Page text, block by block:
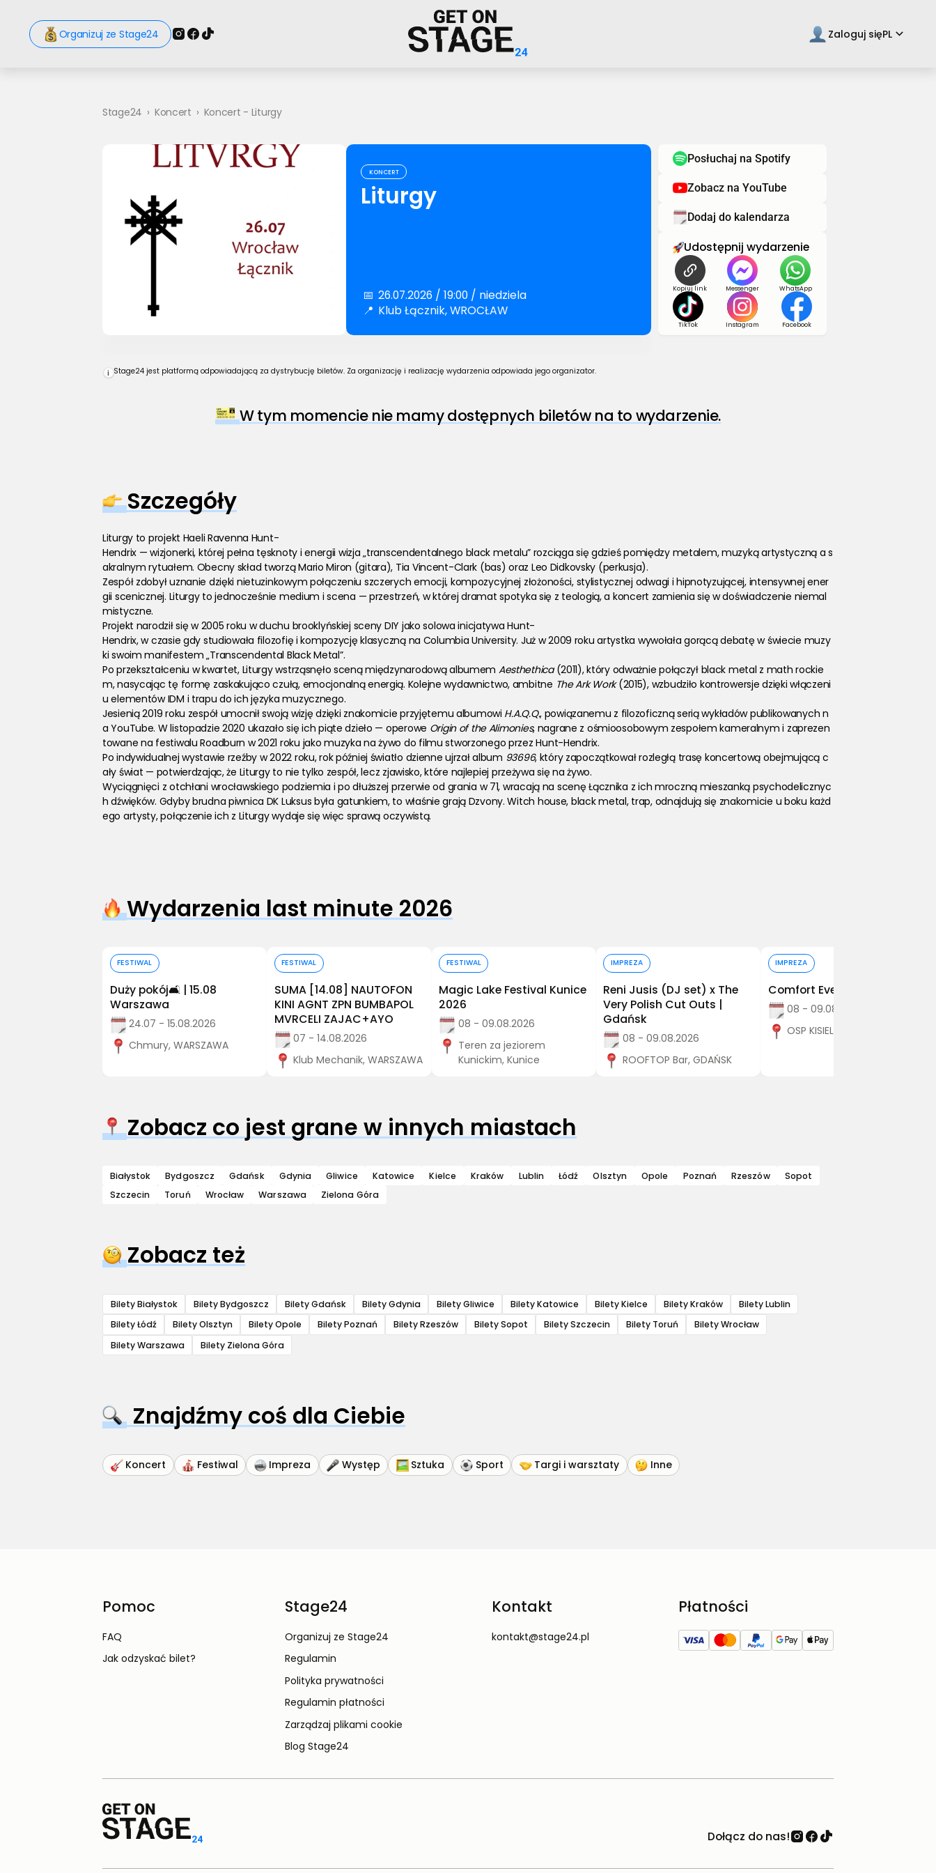
Organizuj ze Stage24 Zaloguj sięPL keyboard_arrow_down
Stage24 › Koncert › Koncert - Liturgy
KONCERT
Liturgy
📅 26.07.2026 / 19:00 / niedziela
📍 Klub Łącznik, WROCŁAW
Posłuchaj na Spotify
Zobacz na YouTube
Dodaj do kalendarza
Udostępnij wydarzenie
Kopiuj link Messenger WhatsApp
TikTok Instagram Facebook
i Stage24 jest platformą odpowiadającą za dystrybucję biletów. Za organizację i realizację wydarzenia odpowiada jego organizator.
W tym momencie nie mamy dostępnych biletów na to wydarzenie.
Szczegóły
Liturgy to projekt Haeli Ravenna Hunt-
Hendrix — wizjonerki, której pełna tęsknoty i energii wizja „transcendentalnego black metalu” rozciąga się gdzieś pomiędzy metalem, muzyką artystyczną a s
akralnym rytuałem. Obecny skład tworzą Mario Miron (gitara), Tia Vincent-Clark (bas) oraz Leo Didkovsky (perkusja).
Zespół zdobył uznanie dzięki nietuzinkowym połączeniu szczerych emocji, kompozycyjnej złożoności, stylistycznej odwagi i hipnotyzującej, intensywnej ener
gii scenicznej. Liturgy to jednocześnie medium i scena — przestrzeń, w której dramat spotyka się z teologią, a koncert zamienia się w doświadczenie niemal
mistyczne.
Projekt narodził się w 2005 roku w duchu brooklyńskiej sceny DIY jako solowa inicjatywa Hunt-
Hendrix, w czasie gdy studiowała filozofię i kompozycję klasyczną na Columbia University. Już w 2009 roku artystka wywołała gorącą debatę w świecie muzy
ki swoim manifestem „Transcendental Black Metal”.
Po przekształceniu w kwartet, Liturgy wstrząsnęło sceną międzynarodową albumem Aesthethica (2011), który odważnie połączył black metal z math rockie
m, nasycając tę formę zaskakująco czułą, emocjonalną energią. Kolejne wydawnictwo, ambitne The Ark Work (2015), wzbudziło kontrowersje dzięki włączeni
u elementów IDM i trapu do ich języka muzycznego.
Jesienią 2019 roku zespół umocnił swoją wizję dzięki znakomicie przyjętemu albumowi H.A.Q.Q., powiązanemu z filozoficzną serią wykładów publikowanych n
a YouTube. W listopadzie 2020 ukazało się ich piąte dzieło — operowe Origin of the Alimonies, nagrane z ośmioosobowym zespołem kameralnym i zaprezen
towane na festiwalu Roadburn w 2021 roku jako muzyka na żywo do filmu stworzonego przez Hunt-Hendrix.
Po indywidualnej wystawie rzeźby w 2022 roku, rok później światło dzienne ujrzał album 93696, który zapoczątkował rozległą trasę koncertową obejmującą c
ały świat — potwierdzając, że Liturgy to nie tylko zespół, lecz zjawisko, które najlepiej przeżywa się na żywo.
Wyciągnięci z otchłani wrocławskiego podziemia i po dłuższej przerwie od grania w 71, wracają na scenę Łącznika z ich mroczną mieszanką psychodelicznyc
h dźwięków. Gdyby brudna piwnica DK Luksus była gatunkiem, to właśnie grają Dzvony. Witch house, black metal, trap, odnajdują się znakomicie u boku każd
ego artysty, połączenie ich z Liturgy wydaje się więc sprawą oczywistą.
Wydarzenia last minute 2026
FESTIWAL
Duży pokój🛋️ | 15.08
Warszawa
24.07 - 15.08.2026
Chmury, WARSZAWA
FESTIWAL
SUMA [14.08] NAUTOFON
KINI AGNT ZPN BUMBAPOL
MVRCELI ZAJAC+AYO
07 - 14.08.2026
Klub Mechanik, WARSZAWA
FESTIWAL
Magic Lake Festival Kunice
2026
08 - 09.08.2026
Teren za jeziorem
Kunickim, Kunice
IMPREZA
Reni Jusis (DJ set) x The
Very Polish Cut Outs |
Gdańsk
08 - 09.08.2026
ROOFTOP Bar, GDAŃSK
IMPREZA
Comfort Event
08 - 09.08.2026
OSP KISIELÓW, Kisielów
Zobacz co jest grane w innych miastach
Białystok Bydgoszcz Gdańsk Gdynia Gliwice Katowice Kielce Kraków Lublin Łódź Olsztyn Opole Poznań Rzeszów
Sopot
Szczecin
Toruń Wrocław Warszawa Zielona Góra
Zobacz też
Bilety Białystok Bilety Bydgoszcz Bilety Gdańsk Bilety Gdynia Bilety Gliwice Bilety Katowice Bilety Kielce Bilety Kraków
Bilety Lublin
Bilety Łódź
Bilety Olsztyn Bilety Opole Bilety Poznań Bilety Rzeszów Bilety Sopot Bilety Szczecin Bilety Toruń
Bilety Wrocław
Bilety Warszawa
Bilety Zielona Góra
Znajdźmy coś dla Ciebie
Koncert Festiwal Impreza Występ Sztuka Sport Targi i warsztaty Inne
Pomoc
FAQ
Jak odzyskać bilet?
Stage24
Organizuj ze Stage24
Regulamin
Polityka prywatności
Regulamin płatności
Zarządzaj plikami cookie
Blog Stage24
Kontakt
kontakt@stage24.pl
Płatności
Dołącz do nas!